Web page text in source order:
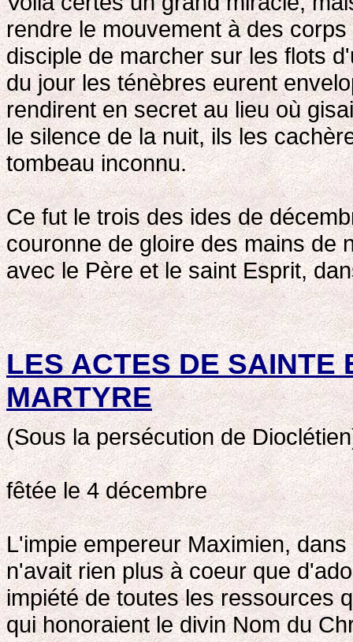
rendre le mouvement à des
disciple de marcher sur les flots
du jour les ténèbres eurent
rendirent en secret au lieu où
le silence de la nuit, ils les
tombeau inconnu.
Ce fut le trois des ides de
couronne de gloire des mains de
avec le Père et le saint Esprit,
LES ACTES DE SAINTE
MARTYRE
(Sous la persécution de
fêtée le 4 décembre
L'impie empereur Maximien,
n'avait rien plus à coeur que
impiété de toutes les ressources
qui honoraient le divin Nom du